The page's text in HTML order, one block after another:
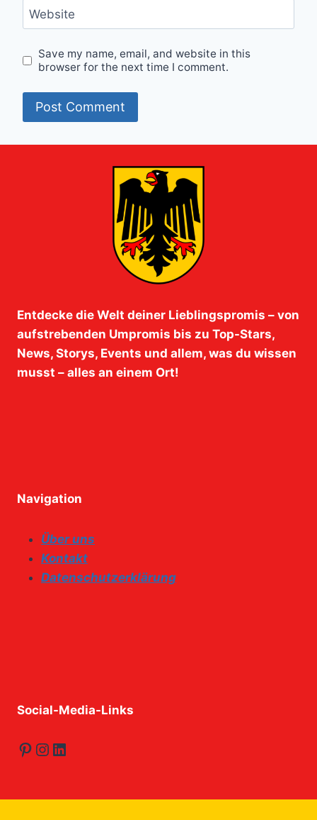
Website
Save my name, email, and website in this
browser for the next time I comment.
Entdecke die Welt deiner Lieblingspromis – von
aufstrebenden Umpromis bis zu Top-Stars,
News, Storys, Events und allem, was du wissen
musst – alles an einem Ort!
Navigation
Über uns
Kontakt
Datenschutzerklärung
Social-Media-Links
Pinterest
Instagram
LinkedIn